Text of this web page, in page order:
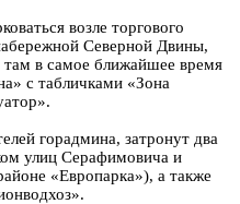
возле торгового
Северной Двины,
там в самое ближайшее время
с табличками «Зона
горадмина, затронут два
улиц Серафимовича и
«Европарка»), а также